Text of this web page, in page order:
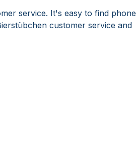
service. It's easy to find phone
customer service and